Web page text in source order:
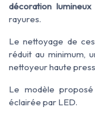
décoration lumineux
rayures.
Le nettoyage de
réduit au minimum,
nettoyeur haute
Le modèle
éclairée par LED.